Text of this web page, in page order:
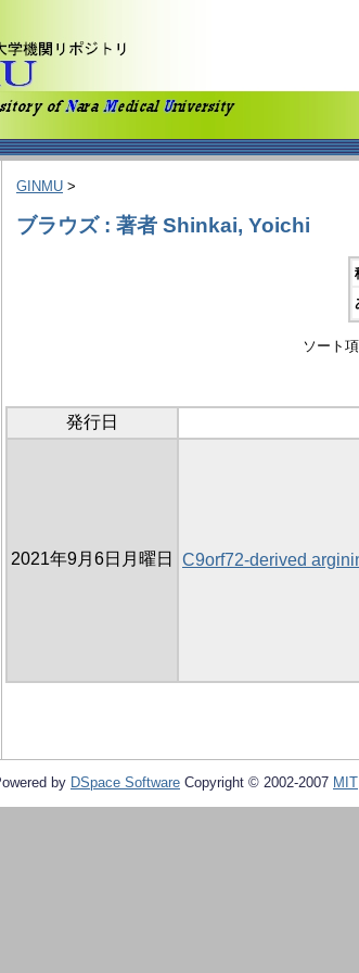
GINMU >
ブラウズ : 著者 Shinkai, Yoichi
ソート
発行日
2021年9月6日月曜日 C9orf72-derived
by DSpace Software Copyright © 2002-2007 MIT